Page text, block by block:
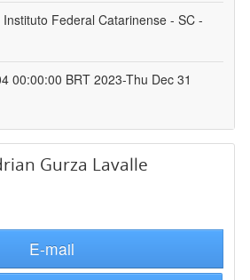
Instituto Federal Catarinense - SC -
00:00:00 BRT 2023-Thu Dec 31
Gurza Lavalle
E-mail